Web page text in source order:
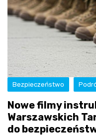
Bezpieczeństwo
Nowe filmy
Warszawskich
do